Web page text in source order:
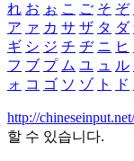
れ お ぉ こ ご そ ぞ
ア ァ カ サ ザ タ ダ
ギ シ ジ チ ヂ ニ ヒ
フ ブ プ ム ユ ュ ル
ォ コ ゴ ソ ゾ ト ド
http://chineseinput.net/
할 수 있습니다.